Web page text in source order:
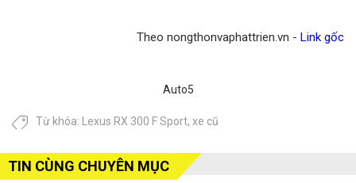
Theo nongthonvaphattrien.vn - Link gốc
Auto5
Từ khóa: Lexus RX 300 F Sport, xe cũ
TIN CÙNG CHUYÊN MỤC